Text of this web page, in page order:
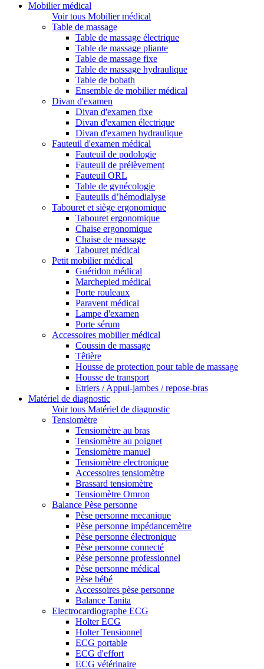
Mobilier médical
Voir tous Mobilier médical
Table de massage
Table de massage électrique
Table de massage pliante
Table de massage fixe
Table de massage hydraulique
Table de bobath
Ensemble de mobilier médical
Divan d'examen
Divan d'examen fixe
Divan d'examen électrique
Divan d'examen hydraulique
Fauteuil d'examen médical
Fauteuil de podologie
Fauteuil de prélèvement
Fauteuil ORL
Table de gynécologie
Fauteuils d’hémodialyse
Tabouret et siège ergonomique
Tabouret ergonomique
Chaise ergonomique
Chaise de massage
Tabouret médical
Petit mobilier médical
Guéridon médical
Marchepied médical
Porte rouleaux
Paravent médical
Lampe d'examen
Porte sérum
Accessoires mobilier médical
Coussin de massage
Têtière
Housse de protection pour table de massage
Housse de transport
Etriers / Appui-jambes / repose-bras
Matériel de diagnostic
Voir tous Matériel de diagnostic
Tensiomètre
Tensiomètre au bras
Tensiomètre au poignet
Tensiomètre manuel
Tensiomètre electronique
Accessoires tensiomètre
Brassard tensiomètre
Tensiomètre Omron
Balance Pèse personne
Pèse personne mecanique
Pèse personne impédancemètre
Pèse personne électronique
Pèse personne connecté
Pèse personne professionnel
Pèse personne médical
Pèse bébé
Accessoires pèse personne
Balance Tanita
Electrocardiographe ECG
Holter ECG
Holter Tensionnel
ECG portable
ECG d'effort
ECG vétérinaire